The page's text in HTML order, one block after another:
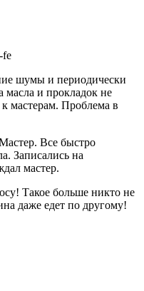
fe
шумы и периодически
масла и прокладок не
к мастерам. Проблема в
Все быстро
Записались на
мастер.
Такое больше никто не
даже едет по другому!